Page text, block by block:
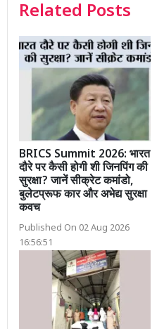
Related Posts
BRICS Summit 2026: भारत
दौरे पर कैसी होगी शी जिनपिंग की
सुरक्षा? जानें सीक्रेट कमांडो,
बुलेटप्रूफ कार और अभेद्य सुरक्षा
कवच
Published On 02 Aug 2026
16:56:51